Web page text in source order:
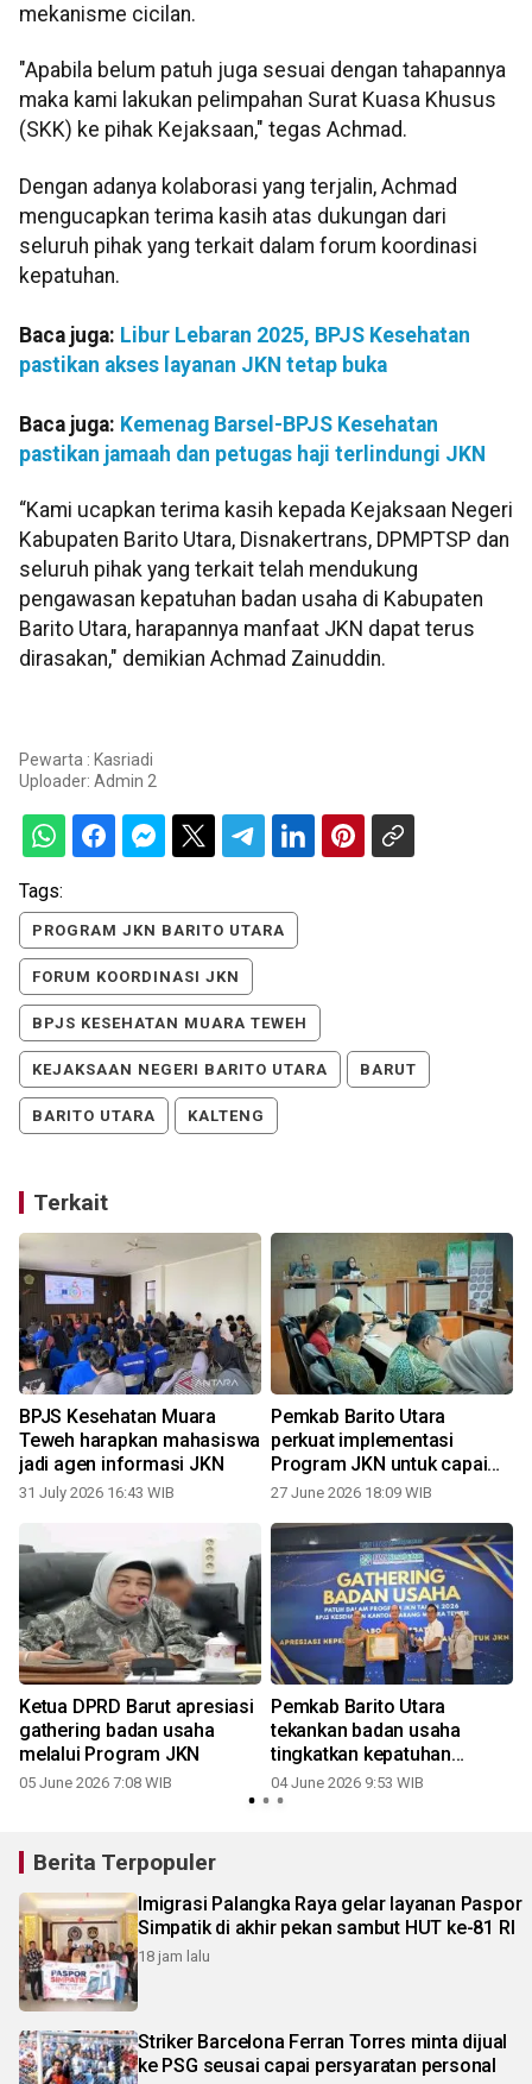
mekanisme cicilan.
"Apabila belum patuh juga sesuai dengan tahapannya
maka kami lakukan pelimpahan Surat Kuasa Khusus
(SKK) ke pihak Kejaksaan," tegas Achmad.
Dengan adanya kolaborasi yang terjalin, Achmad
mengucapkan terima kasih atas dukungan dari
seluruh pihak yang terkait dalam forum koordinasi
kepatuhan.
Baca juga: Libur Lebaran 2025, BPJS Kesehatan
pastikan akses layanan JKN tetap buka
Baca juga: Kemenag Barsel-BPJS Kesehatan
pastikan jamaah dan petugas haji terlindungi JKN
“Kami ucapkan terima kasih kepada Kejaksaan Negeri
Kabupaten Barito Utara, Disnakertrans, DPMPTSP dan
seluruh pihak yang terkait telah mendukung
pengawasan kepatuhan badan usaha di Kabupaten
Barito Utara, harapannya manfaat JKN dapat terus
dirasakan," demikian Achmad Zainuddin.
Pewarta : Kasriadi
Uploader: Admin 2
Tags:
PROGRAM JKN BARITO UTARA
FORUM KOORDINASI JKN
BPJS KESEHATAN MUARA TEWEH
KEJAKSAAN NEGERI BARITO UTARA BARUT
BARITO UTARA KALTENG
Terkait
BPJS Kesehatan Muara
Teweh harapkan mahasiswa
jadi agen informasi JKN
31 July 2026 16:43 WIB
Pemkab Barito Utara
perkuat implementasi
Program JKN untuk capai
UHC
27 June 2026 18:09 WIB
Ketua DPRD Barut apresiasi
gathering badan usaha
melalui Program JKN
05 June 2026 7:08 WIB
Pemkab Barito Utara
tekankan badan usaha
tingkatkan kepatuhan
program JKN
04 June 2026 9:53 WIB
Berita Terpopuler
Imigrasi Palangka Raya gelar layanan Paspor
Simpatik di akhir pekan sambut HUT ke-81 RI
18 jam lalu
Striker Barcelona Ferran Torres minta dijual
ke PSG seusai capai persyaratan personal